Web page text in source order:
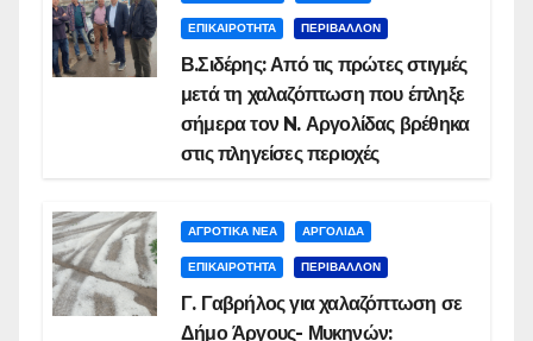
ΕΠΙΚΑΙΡΟΤΗΤΑ ΠΕΡΙΒΑΛΛΟΝ
Β.Σιδέρης: Από τις πρώτες στιγμές
μετά τη χαλαζόπτωση που έπληξε
σήμερα τον N. Αργολίδας βρέθηκα
στις πληγείσες περιοχές
ΑΓΡΟΤΙΚΑ ΝΕΑ ΑΡΓΟΛΙΔΑ
ΕΠΙΚΑΙΡΟΤΗΤΑ ΠΕΡΙΒΑΛΛΟΝ
Γ. Γαβρήλος για χαλαζόπτωση σε
Δήμο Άργους- Μυκηνών: